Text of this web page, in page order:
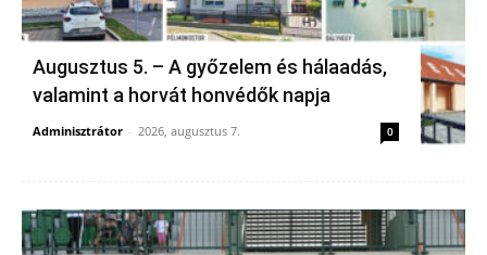
Augusztus 5. – A győzelem és hálaadás,
valamint a horvát honvédők napja
Adminisztrátor - 2026, augusztus 7. 0